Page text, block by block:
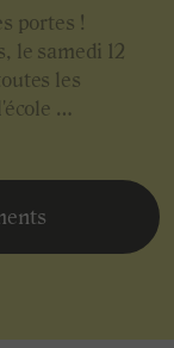
portes !
le samedi 12
les
…